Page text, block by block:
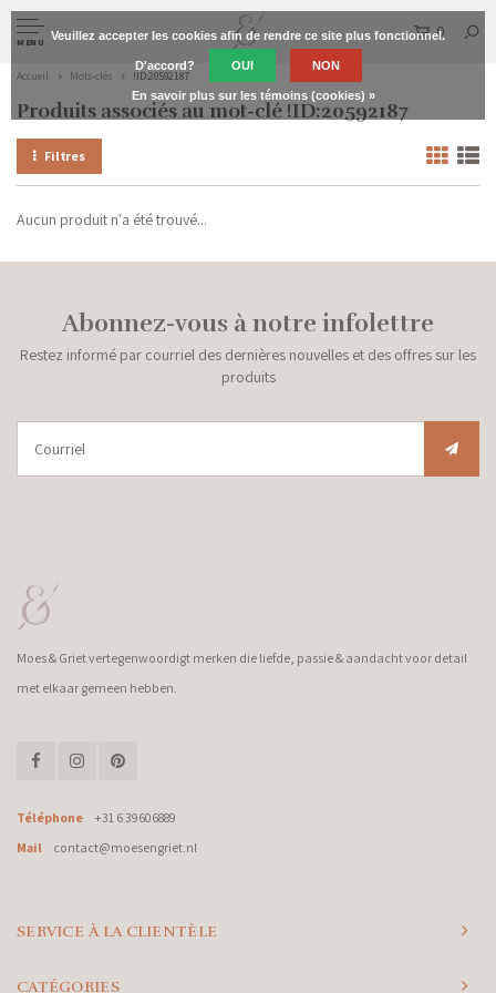
MENU
0
Accueil Mots-clés !ID:20592187
Produits associés au mot-clé !ID:20592187
Filtres
Aucun produit n'a été trouvé...
Abonnez-vous à notre infolettre
Restez informé par courriel des dernières nouvelles et des offres sur les
produits
Moes & Griet vertegenwoordigt merken die liefde, passie & aandacht voor detail
met elkaar gemeen hebben.
Téléphone
+31 6 39606889
Mail
contact@moesengriet.nl
SERVICE À LA CLIENTÈLE
CATÉGORIES
Veuillez accepter les cookies afin de rendre ce site plus fonctionnel.
D'accord? OUI NON
En savoir plus sur les témoins (cookies) »